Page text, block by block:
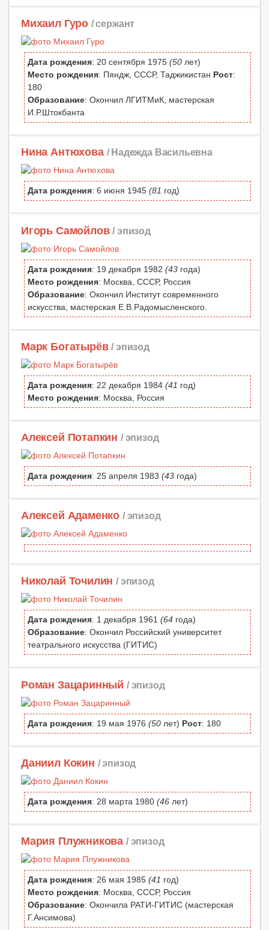
Михаил Гуро / сержант
Дата рождения: 20 сентября 1975 (50 лет)
Место рождения: Пяндж, СССР, Таджикистан Рост:
180
Образование: Окончил ЛГИТМиК, мастерская
И.Р.Штокбанта
Нина Антюхова / Надежда Васильевна
Дата рождения: 6 июня 1945 (81 год)
Игорь Самойлов / эпизод
Дата рождения: 19 декабря 1982 (43 года)
Место рождения: Москва, СССР, Россия
Образование: Окончил Институт современного
искусства, мастерская Е.В.Радомысленского.
Марк Богатырёв / эпизод
Дата рождения: 22 декабря 1984 (41 год)
Место рождения: Москва, Россия
Алексей Потапкин / эпизод
Дата рождения: 25 апреля 1983 (43 года)
Алексей Адаменко / эпизод
Николай Точилин / эпизод
Дата рождения: 1 декабря 1961 (64 года)
Образование: Окончил Российский университет
театрального искусства (ГИТИС)
Роман Зацаринный / эпизод
Дата рождения: 19 мая 1976 (50 лет) Рост: 180
Даниил Кокин / эпизод
Дата рождения: 28 марта 1980 (46 лет)
Мария Плужникова / эпизод
Дата рождения: 26 мая 1985 (41 год)
Место рождения: Москва, СССР, Россия
Образование: Окончила РАТИ-ГИТИС (мастерская
Г.Ансимова)